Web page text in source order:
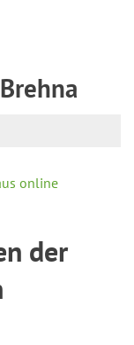
online
der